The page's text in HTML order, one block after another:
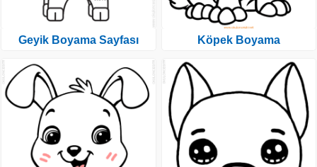
Geyik Boyama Sayfası Köpek Boyama